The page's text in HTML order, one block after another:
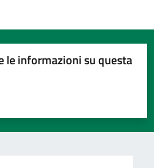
le informazioni su questa
su 5
su 5
5